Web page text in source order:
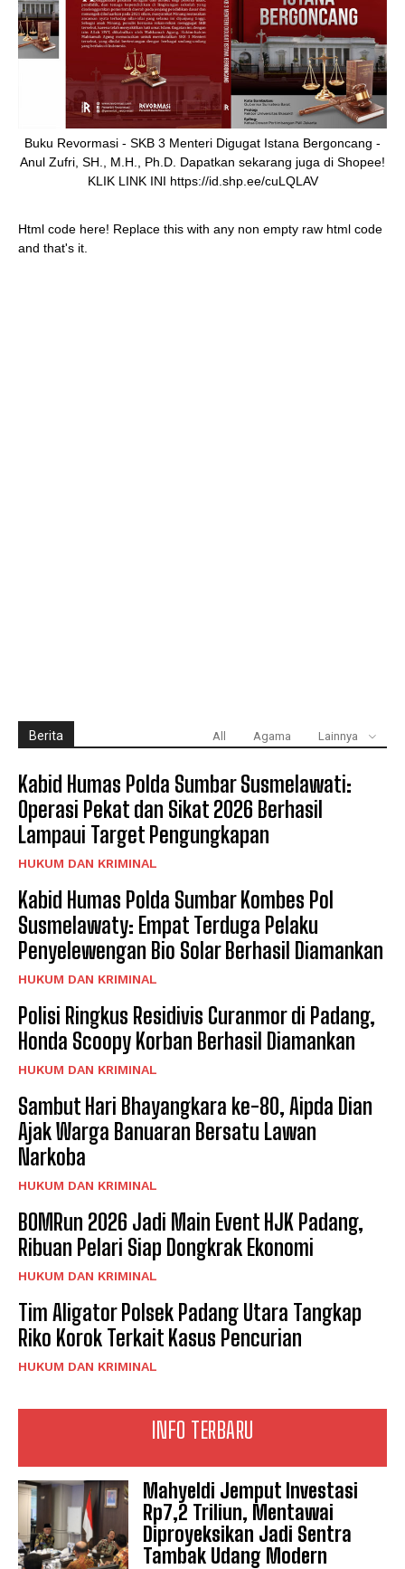
INFO TERBARU
Mahyeldi Jemput Investasi
Rp7,2 Triliun, Mentawai
Diproyeksikan Jadi Sentra
Tambak Udang Modern
Buku Revormasi - SKB 3 Menteri Digugat Istana Bergoncang -
Anul Zufri, SH., M.H., Ph.D. Dapatkan sekarang juga di Shopee!
KLIK LINK INI https://id.shp.ee/cuLQLAV
Html code here! Replace this with any non empty raw html code
and that's it.
Berita All Agama Lainnya
Kabid Humas Polda Sumbar Susmelawati:
Operasi Pekat dan Sikat 2026 Berhasil
Lampaui Target Pengungkapan
HUKUM DAN KRIMINAL
Kabid Humas Polda Sumbar Kombes Pol
Susmelawaty: Empat Terduga Pelaku
Penyelewengan Bio Solar Berhasil Diamankan
HUKUM DAN KRIMINAL
Polisi Ringkus Residivis Curanmor di Padang,
Honda Scoopy Korban Berhasil Diamankan
HUKUM DAN KRIMINAL
Sambut Hari Bhayangkara ke-80, Aipda Dian
Ajak Warga Banuaran Bersatu Lawan
Narkoba
HUKUM DAN KRIMINAL
BOMRun 2026 Jadi Main Event HJK Padang,
Ribuan Pelari Siap Dongkrak Ekonomi
HUKUM DAN KRIMINAL
Tim Aligator Polsek Padang Utara Tangkap
Riko Korok Terkait Kasus Pencurian
HUKUM DAN KRIMINAL